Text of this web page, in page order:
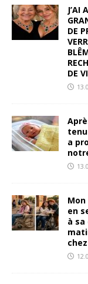
J’AI
DE
DE
a
en
à